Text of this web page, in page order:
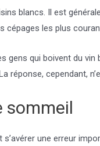
blancs. Il est
les plus
gens qui boivent du
réponse, cependant,
sommeil
une erreur